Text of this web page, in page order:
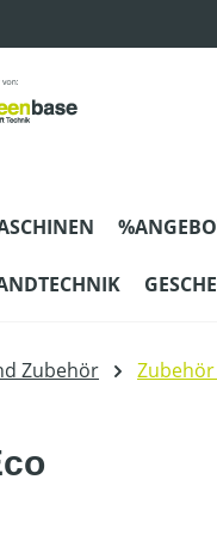
Zubehör